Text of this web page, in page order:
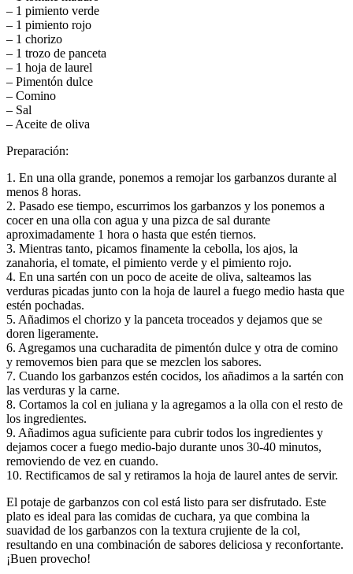
– 1 pimiento verde
– 1 pimiento rojo
– 1 chorizo
– 1 trozo de panceta
– 1 hoja de laurel
– Pimentón dulce
– Comino
– Sal
– Aceite de oliva
Preparación:
1. En una olla grande, ponemos a remojar los garbanzos durante al
menos 8 horas.
2. Pasado ese tiempo, escurrimos los garbanzos y los ponemos a
cocer en una olla con agua y una pizca de sal durante
aproximadamente 1 hora o hasta que estén tiernos.
3. Mientras tanto, picamos finamente la cebolla, los ajos, la
zanahoria, el tomate, el pimiento verde y el pimiento rojo.
4. En una sartén con un poco de aceite de oliva, salteamos las
verduras picadas junto con la hoja de laurel a fuego medio hasta que
estén pochadas.
5. Añadimos el chorizo y la panceta troceados y dejamos que se
doren ligeramente.
6. Agregamos una cucharadita de pimentón dulce y otra de comino
y removemos bien para que se mezclen los sabores.
7. Cuando los garbanzos estén cocidos, los añadimos a la sartén con
las verduras y la carne.
8. Cortamos la col en juliana y la agregamos a la olla con el resto de
los ingredientes.
9. Añadimos agua suficiente para cubrir todos los ingredientes y
dejamos cocer a fuego medio-bajo durante unos 30-40 minutos,
removiendo de vez en cuando.
10. Rectificamos de sal y retiramos la hoja de laurel antes de servir.
El potaje de garbanzos con col está listo para ser disfrutado. Este
plato es ideal para las comidas de cuchara, ya que combina la
suavidad de los garbanzos con la textura crujiente de la col,
resultando en una combinación de sabores deliciosa y reconfortante.
¡Buen provecho!